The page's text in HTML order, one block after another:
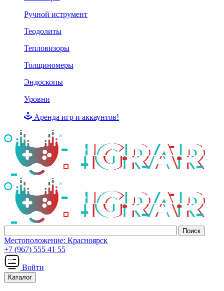
Ручной иструмент
Теодолиты
Тепловизоры
Толщиномеры
Эндоскопы
Уровни
Аренда игр и аккаунтов!
Местоположение: Красноярск
+7 (967) 555 41 55
Войти
Каталог